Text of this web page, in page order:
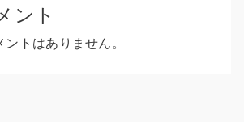
ント
トはありません。